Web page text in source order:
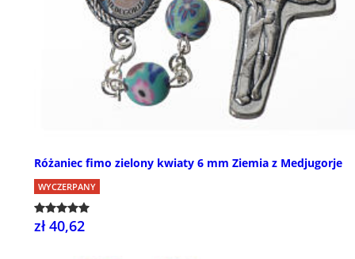
Różaniec fimo zielony kwiaty 6 mm Ziemia z Medjugorje
WYCZERPANY
zł 40,62